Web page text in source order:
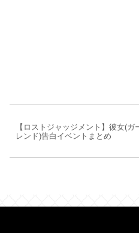
【ロストジャッジメント】彼女(ガ
レンド)告白イベントまとめ